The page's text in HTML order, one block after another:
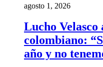
agosto 1, 2026
Lucho
colombiano:
año y no